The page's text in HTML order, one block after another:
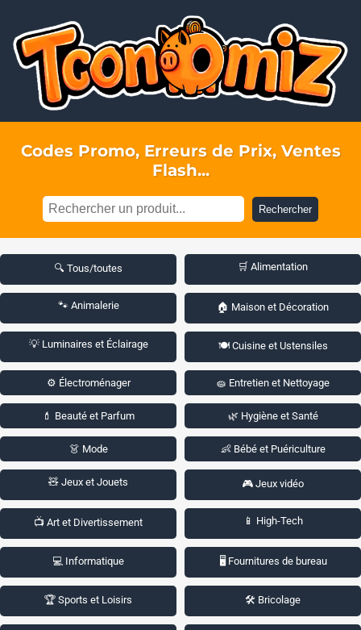
Codes Promo, Erreurs de Prix, Ventes
Flash...
Rechercher
🔍 Tous/toutes 🛒 Alimentation
🐾 Animalerie 🏠 Maison et Décoration
💡 Luminaires et Éclairage 🍽️ Cuisine et Ustensiles
⚙️ Électroménager 🧽 Entretien et Nettoyage
💄 Beauté et Parfum 🌿 Hygiène et Santé
👗 Mode 👶 Bébé et Puériculture
🧸 Jeux et Jouets 🎮 Jeux vidéo
📺 Art et Divertissement 📱 High-Tech
💻 Informatique 🖥️ Fournitures de bureau
🏆 Sports et Loisirs 🛠️ Bricolage